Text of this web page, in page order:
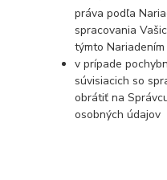
práva podľa
spracovania
týmto Nariadením
v prípade
súvisiacich so
obrátiť na
osobných údajov